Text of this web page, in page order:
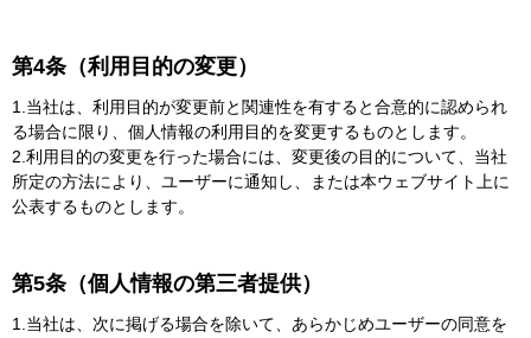
第4条（利用目的の変更）
1.当社は、利用目的が変更前と関連性を有すると合意的に認められ
る場合に限り、個人情報の利用目的を変更するものとします。
2.利用目的の変更を行った場合には、変更後の目的について、当社
所定の方法により、ユーザーに通知し、または本ウェブサイト上に
公表するものとします。
第5条（個人情報の第三者提供）
1.当社は、次に掲げる場合を除いて、あらかじめユーザーの同意を